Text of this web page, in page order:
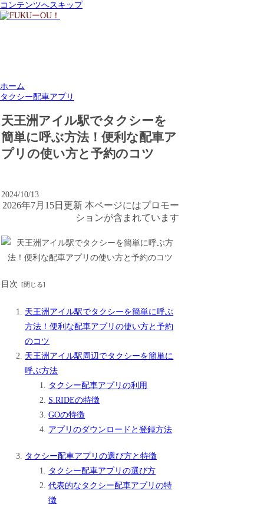
コンテンツへスキップ
ホーム
タクシー配車アプリ
天王洲アイル駅でタクシーを
簡単に呼ぶ方法！便利な配車ア
プリの使い方と予約のコツ
2024/10/13
2026年7月15日更新 本ページにはプロモー
ションが含まれています
目次
天王洲アイル駅でタクシーを簡単に呼ぶ
方法！便利な配車アプリの使い方と予約
のコツ
天王洲アイル駅周辺でタクシーを簡単に
呼ぶ方法
タクシー配車アプリの利用
S.RIDEの特徴
GOの特徴
アプリのダウンロードと登録方法
タクシー配車アプリの選び方と特徴
タクシー配車アプリの選び方
代表的なタクシー配車アプリの特
徴